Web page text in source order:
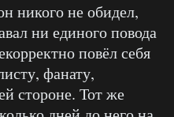
никого не обидел,
ни единого повода
повёл себя
фанату,
стороне. Тот же